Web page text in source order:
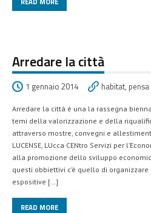
Arredare la città
1 gennaio 2014 habitat,
Arredare la città è una la rassegna
temi della valorizzazione e della
attraverso mostre, convegni e
LUCENSE, LUcca CENtro Servizi per
alla promozione dello sviluppo
questi obbiettivi c’è quello di
espositive […]
READ MORE